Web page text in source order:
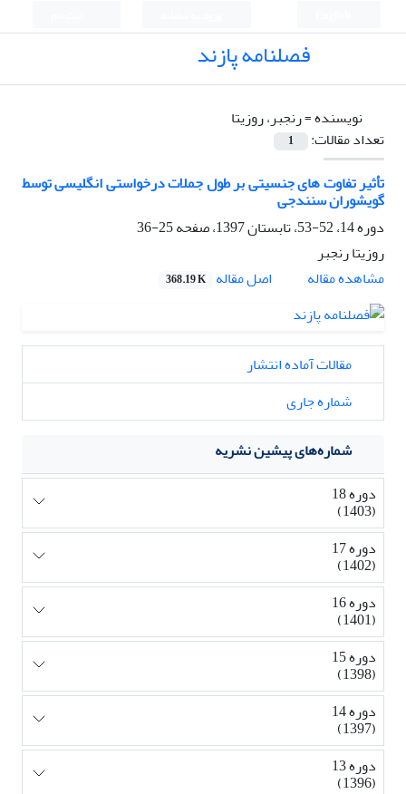
فصلنامه پازند
نویسنده =رنجبر، روزیتا
تعداد مقالات:
1
تأثیر تفاوت های جنسیتی بر طول جملات درخواستی انگلیسی توسط
گویشوران سنندجی
دوره 14، 52-53، تابستان 1397، صفحه
25-36
روزیتا رنجبر
مشاهده مقاله
اصل مقاله 368.19 K
مقالات آماده انتشار
شماره جاری
شماره‌های پیشین نشریه
دوره 18
(1403)
دوره 17
(1402)
دوره 16
(1401)
دوره 15
(1398)
دوره 14
(1397)
دوره 13
(1396)